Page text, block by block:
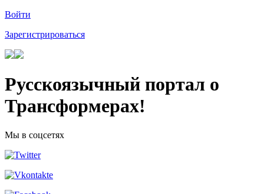
Войти
Зарегистрироваться
Русскоязычный портал о
Трансформерах!
Мы в соцсетях